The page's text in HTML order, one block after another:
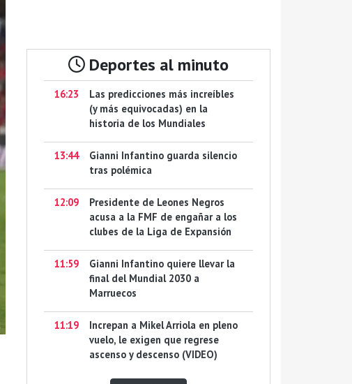
Deportes al minuto
16:23
Las predicciones más increíbles
(y más equivocadas) en la
historia de los Mundiales
13:44
Gianni Infantino guarda silencio
tras polémica
12:09
Presidente de Leones Negros
acusa a la FMF de engañar a los
clubes de la Liga de Expansión
11:59
Gianni Infantino quiere llevar la
final del Mundial 2030 a
Marruecos
11:19
Increpan a Mikel Arriola en pleno
vuelo, le exigen que regrese
ascenso y descenso (VIDEO)